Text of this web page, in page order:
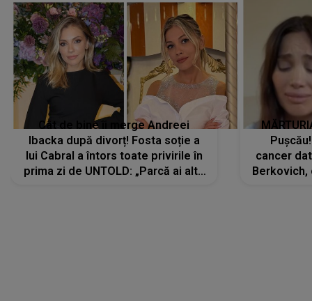
Cât de bine îi merge Andreei
Ibacka după divorț! Fosta soție a
lui Cabral a întors toate privirile în
prima zi de UNTOLD: „Parcă ai altă
cancer